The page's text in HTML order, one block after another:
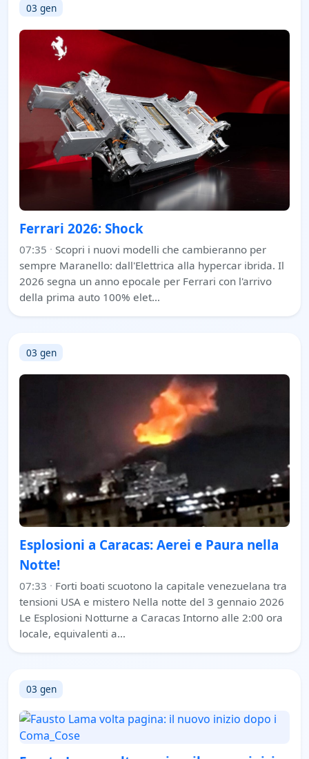
03 gen
Ferrari 2026: Shock
07:35 · Scopri i nuovi modelli che cambieranno per
sempre Maranello: dall'Elettrica alla hypercar ibrida. Il
2026 segna un anno epocale per Ferrari con l'arrivo
della prima auto 100% elet…
03 gen
Esplosioni a Caracas: Aerei e Paura nella
Notte!
07:33 · Forti boati scuotono la capitale venezuelana tra
tensioni USA e mistero Nella notte del 3 gennaio 2026
Le Esplosioni Notturne a Caracas Intorno alle 2:00 ora
locale, equivalenti a…
03 gen